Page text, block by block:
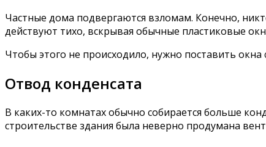
Частные дома подвергаются взломам. Конечно,
действуют тихо, вскрывая обычные пластиковые
Чтобы этого не происходило, нужно поставить
Отвод конденсата
В каких-то комнатах обычно собирается больше
строительстве здания была неверно продумана